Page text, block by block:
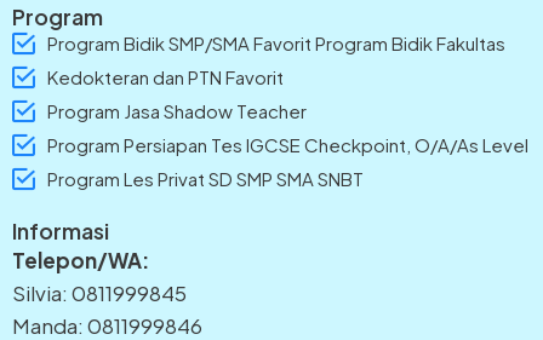
Program
Program Bidik SMP/SMA Favorit Program Bidik Fakultas
Kedokteran dan PTN Favorit
Program Jasa Shadow Teacher
Program Persiapan Tes IGCSE Checkpoint, O/A/As Level
Program Les Privat SD SMP SMA SNBT
Informasi
Telepon/WA:
Silvia: 0811999845
Manda: 0811999846